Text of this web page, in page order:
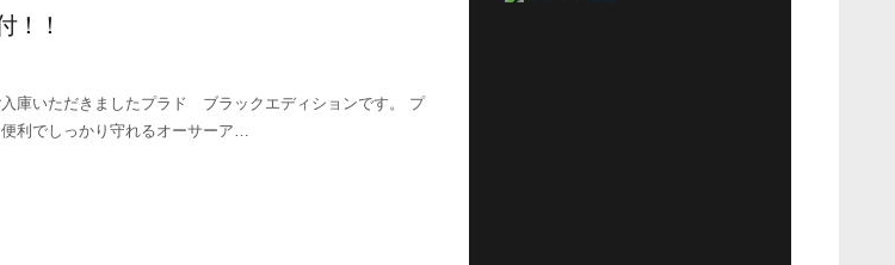
！！
庫いただきましたプラド ブラックエディションです。 プ
利でしっかり守れるオーサーア…